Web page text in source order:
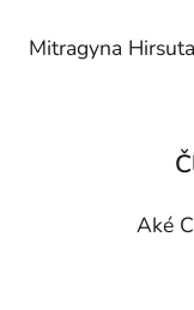
Mitragyna
Aké